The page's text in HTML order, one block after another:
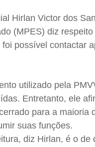
Hirlan Victor dos
(MPES) diz
possível contactar
utilizado pela
Entretanto, ele
para a
suas funções.
diz Hirlan, é o